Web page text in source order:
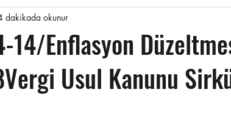
14/Enflasyon
Usul Kanunu
dakikada okunur